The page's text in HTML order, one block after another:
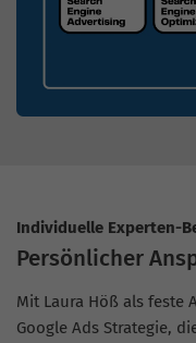
Individuelle Experten-
Persönlicher
Mit Laura Höß als feste
Google Ads Strategie,